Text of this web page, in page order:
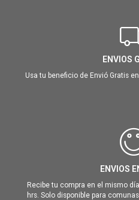
ENVIOS
Usa tu beneficio de Envió Gratis
ENVIOS
Recibe tu compra en el mismo
hrs. Solo disponible para